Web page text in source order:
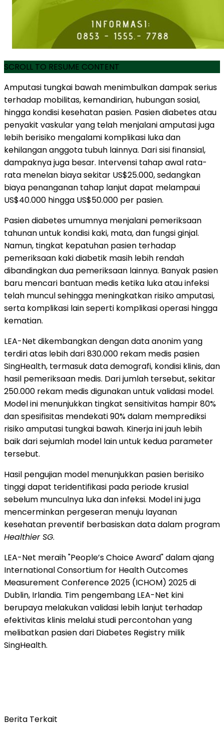
SCROLL TO RESUME CONTENT
Amputasi tungkai bawah menimbulkan dampak serius
terhadap mobilitas, kemandirian, hubungan sosial,
hingga kondisi kesehatan pasien. Pasien diabetes atau
penyakit vaskular yang telah menjalani amputasi juga
lebih berisiko mengalami komplikasi luka dan
kehilangan anggota tubuh lainnya. Dari sisi finansial,
dampaknya juga besar. Intervensi tahap awal rata-
rata menelan biaya sekitar US$25.000, sedangkan
biaya penanganan tahap lanjut dapat melampaui
US$40.000 hingga US$50.000 per pasien.
Pasien diabetes umumnya menjalani pemeriksaan
tahunan untuk kondisi kaki, mata, dan fungsi ginjal.
Namun, tingkat kepatuhan pasien terhadap
pemeriksaan kaki diabetik masih lebih rendah
dibandingkan dua pemeriksaan lainnya. Banyak pasien
baru mencari bantuan medis ketika luka atau infeksi
telah muncul sehingga meningkatkan risiko amputasi,
serta komplikasi lain seperti komplikasi operasi hingga
kematian.
LEA-Net dikembangkan dengan data anonim yang
terdiri atas lebih dari 830.000 rekam medis pasien
SingHealth, termasuk data demografi, kondisi klinis, dan
hasil pemeriksaan medis. Dari jumlah tersebut, sekitar
250.000 rekam medis digunakan untuk validasi model.
Model ini menunjukkan tingkat sensitivitas hampir 80%
dan spesifisitas mendekati 90% dalam memprediksi
risiko amputasi tungkai bawah. Kinerja ini jauh lebih
baik dari sejumlah model lain untuk kedua parameter
tersebut.
Hasil pengujian model menunjukkan pasien berisiko
tinggi dapat teridentifikasi pada periode krusial
sebelum munculnya luka dan infeksi. Model ini juga
mencerminkan pergeseran menuju layanan
kesehatan preventif berbasiskan data dalam program
Healthier SG.
LEA-Net meraih "People’s Choice Award" dalam ajang
International Consortium for Health Outcomes
Measurement Conference 2025 (ICHOM) 2025 di
Dublin, Irlandia. Tim pengembang LEA-Net kini
berupaya melakukan validasi lebih lanjut terhadap
efektivitas klinis melalui studi percontohan yang
melibatkan pasien dari Diabetes Registry milik
SingHealth.
Berita Terkait